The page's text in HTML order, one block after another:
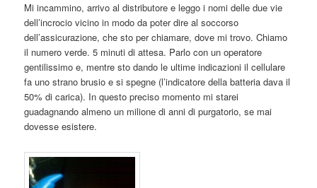
Mi incammino, arrivo al distributore e leggo i nomi delle due vie
dell’incrocio vicino in modo da poter dire al soccorso
dell’assicurazione, che sto per chiamare, dove mi trovo. Chiamo
il numero verde. 5 minuti di attesa. Parlo con un operatore
gentilissimo e, mentre sto dando le ultime indicazioni il cellulare
fa uno strano brusio e si spegne (l’indicatore della batteria dava il
50% di carica). In questo preciso momento mi starei
guadagnando almeno un milione di anni di purgatorio, se mai
dovesse esistere.